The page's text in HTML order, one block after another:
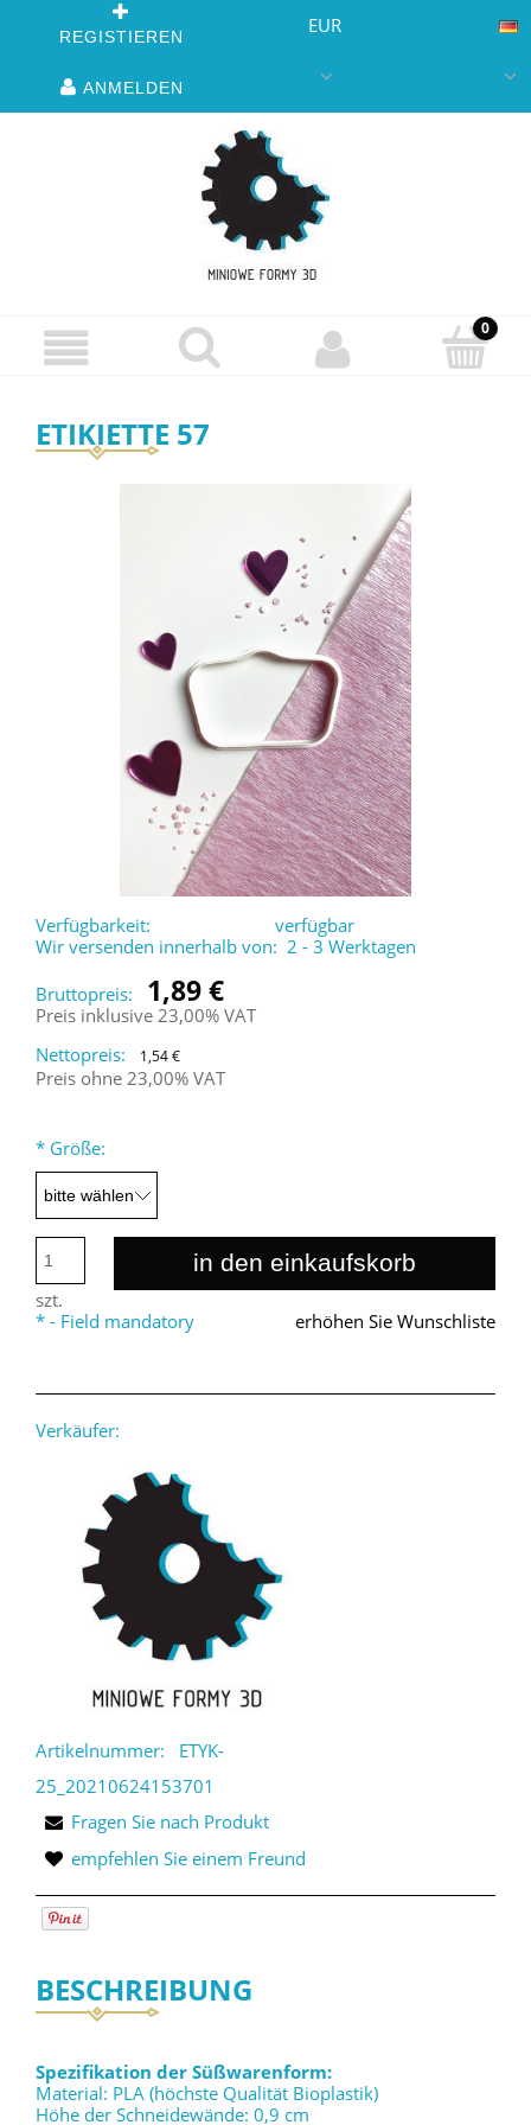
REGISTIEREN
ANMELDEN
EUR
ETIKIETTE 57
Verfügbarkeit:
verfügbar
Wir versenden innerhalb von: 2 - 3 Werktagen
Bruttopreis:
1,89 €
Preis inklusive 23,00% VAT
Nettopreis:
1,54 €
Preis ohne 23,00% VAT
* Größe:
szt.
in den einkaufskorb
erhöhen Sie Wunschliste
* - Field mandatory
Verkäufer:
Artikelnummer:
ETYK-
25_20210624153701
Fragen Sie nach Produkt
empfehlen Sie einem Freund
BESCHREIBUNG
Spezifikation der Süßwarenform:
Material: PLA (höchste Qualität Bioplastik)
Höhe der Schneidewände: 0,9 cm